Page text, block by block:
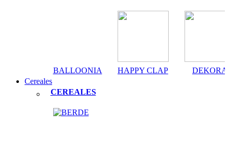
BALLOONIA HAPPY CLAP
DEKORA
Cereales
CEREALES